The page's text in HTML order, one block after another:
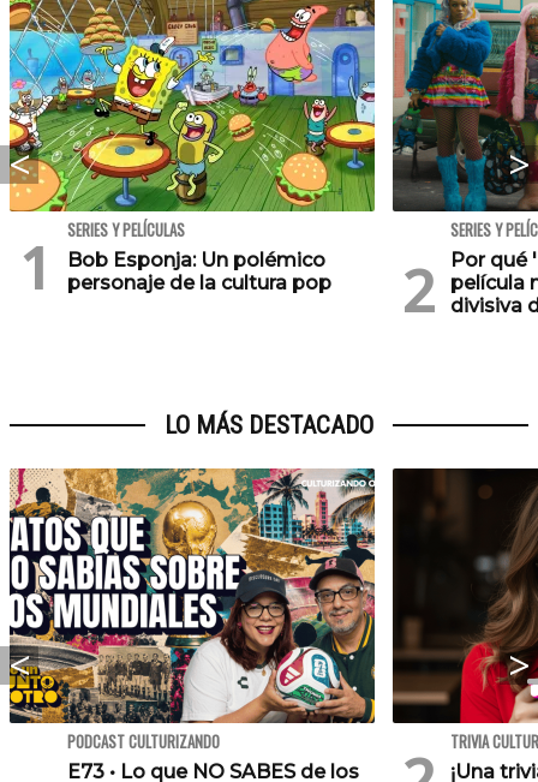
SERIES Y PELÍCULAS
Bob Esponja: Un polémico
personaje de la cultura pop
SERIES Y
Por qué
película
divisiva
LO MÁS DESTACADO
PODCAST CULTURIZANDO
E73 • Lo que NO SABES de los
TRIVIA
¡Una